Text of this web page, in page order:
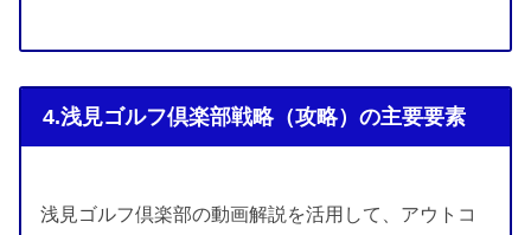
4.浅見ゴルフ倶楽部戦略（攻略）の主要要素
浅見ゴルフ倶楽部の動画解説を活用して、アウトコ